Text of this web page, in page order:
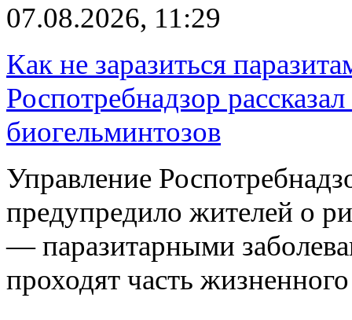
07.08.2026, 11:29
Как не заразиться
Роспотребнадзор
биогельминтозов
Управление
предупредило жителей о
— паразитарными
проходят часть